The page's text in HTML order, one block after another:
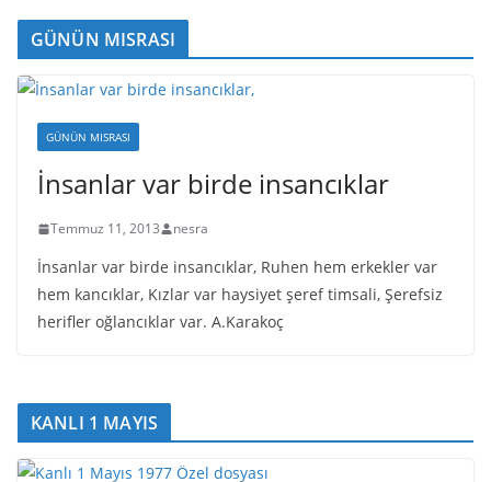
GÜNÜN MISRASI
GÜNÜN MISRASI
İnsanlar var birde insancıklar
Temmuz 11, 2013 nesra
İnsanlar var birde insancıklar, Ruhen hem erkekler var
hem kancıklar, Kızlar var haysiyet şeref timsali, Şerefsiz
herifler oğlancıklar var. A.Karakoç
KANLI 1 MAYIS